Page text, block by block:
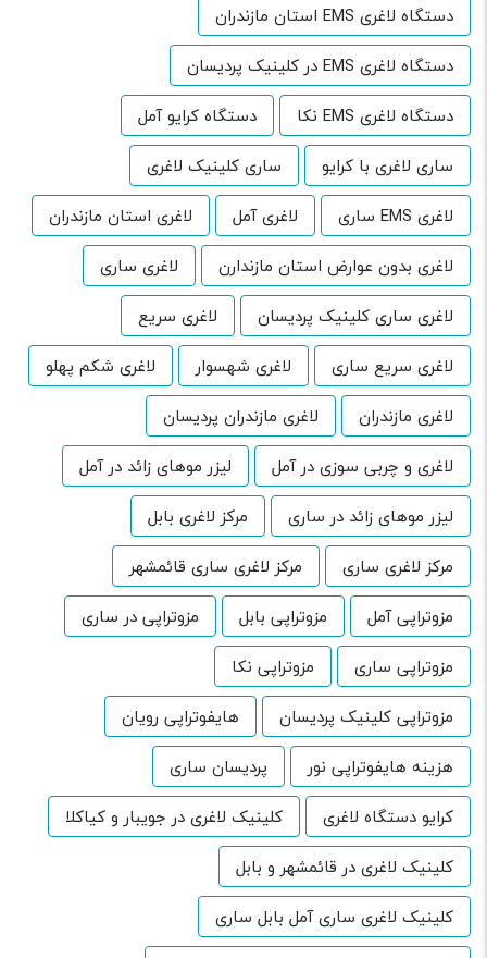
دستگاه لاغری EMS استان مازندران
دستگاه لاغری EMS در کلینیک پردیسان
دستگاه لاغری EMS نکا
دستگاه کرایو آمل
ساری لاغری با کرایو
ساری کلینیک لاغری
لاغری EMS ساری
لاغری آمل
لاغری استان مازندران
لاغری بدون عوارض استان مازندارن
لاغری ساری
لاغری ساری کلینیک پردیسان
لاغری سریع
لاغری سریع ساری
لاغری شهسوار
لاغری شکم پهلو
لاغری مازندران
لاغری مازندران پردیسان
لاغری و چربی سوزی در آمل
لیزر موهای زائد در آمل
لیزر موهای زائد در ساری
مرکز لاغری بابل
مرکز لاغری ساری
مرکز لاغری ساری قائمشهر
مزوتراپی آمل
مزوتراپی بابل
مزوتراپی در ساری
مزوتراپی ساری
مزوتراپی نکا
مزوتراپی کلینیک پردیسان
هایفوتراپی رویان
هزینه هایفوتراپی نور
پردیسان ساری
کرایو دستگاه لاغری
کلینیک لاغری در جویبار و کیاکلا
کلینیک لاغری در قائمشهر و بابل
کلینیک لاغری ساری آمل بابل ساری